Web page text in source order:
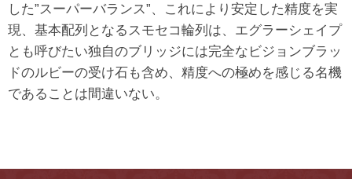
した”スーパーバランス”、これにより安定した精度を実
現、基本配列となるスモセコ輪列は、エグラーシェイプ
とも呼びたい独自のブリッジには完全なビジョンブラッ
ドのルビーの受け石も含め、精度への極めを感じる名機
であることは間違いない。